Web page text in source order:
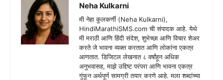
Neha Kulkarni
मी नेहा कुलकर्णी (Neha Kulkarni),
HindiMarathiSMS.com ची संपादक आहे. येथे
मी मराठी आणि हिंदी संदेश, शुभेच्छा आणि विचार शेअर
करते जे भावना व्यक्त करतात आणि लोकांना एकत्र
आणतात. डिजिटल लेखनात ८ वर्षांहून अधिक
अनुभवासह, माझे उद्दिष्ट परंपरा आणि भावना एकत्र
गुंफून अर्थपूर्ण सामग्री तयार करणे आहे. मला शब्दांच्या